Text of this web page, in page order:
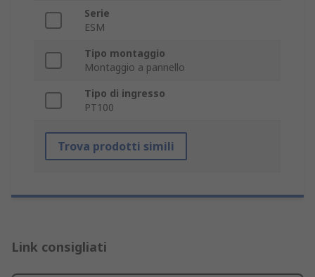
Serie
ESM
Tipo montaggio
Montaggio a pannello
Tipo di ingresso
PT100
Trova prodotti simili
Link consigliati